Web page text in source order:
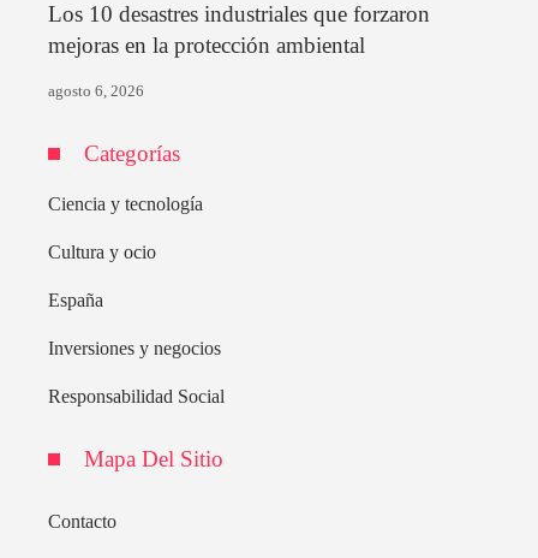
Los 10 desastres industriales que forzaron
mejoras en la protección ambiental
agosto 6, 2026
Categorías
Ciencia y tecnología
Cultura y ocio
España
Inversiones y negocios
Responsabilidad Social
Mapa Del Sitio
Contacto